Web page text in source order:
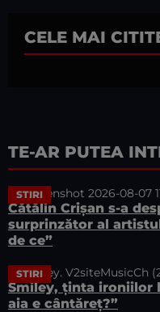
CELE MAI
TE-AR PUTEA
STIRI
Cătălin Crișan s-a
surprinzător al
de ce”
STIRI
Smiley, ținta ironiilor
aia e cântăreț?”